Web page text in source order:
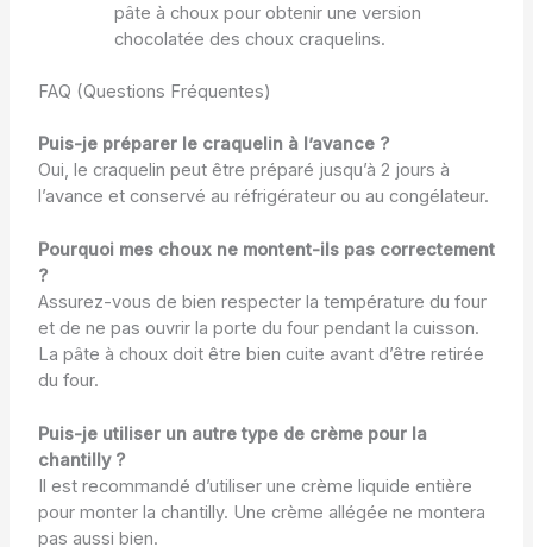
pâte à choux pour obtenir une version
chocolatée des choux craquelins.
FAQ (Questions Fréquentes)
Puis-je préparer le craquelin à l’avance ?
Oui, le craquelin peut être préparé jusqu’à 2 jours à
l’avance et conservé au réfrigérateur ou au congélateur.
Pourquoi mes choux ne montent-ils pas correctement
?
Assurez-vous de bien respecter la température du four
et de ne pas ouvrir la porte du four pendant la cuisson.
La pâte à choux doit être bien cuite avant d’être retirée
du four.
Puis-je utiliser un autre type de crème pour la
chantilly ?
Il est recommandé d’utiliser une crème liquide entière
pour monter la chantilly. Une crème allégée ne montera
pas aussi bien.